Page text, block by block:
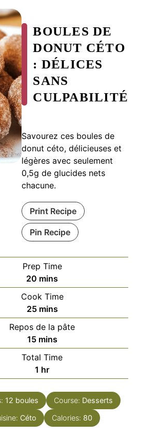
BOULES DE
DONUT CÉTO
: DÉLICES
SANS
CULPABILITÉ
Savourez ces boules de
donut céto, délicieuses et
légères avec seulement
0,5g de glucides nets
chacune.
Print Recipe
Pin Recipe
Prep Time
20 minutes
mins
Cook Time
25minutes
mins
Repos de la pâte
15minutes
mins
Total Time
1 hour
hr
12 boules Course: Desserts
Céto Calories: 80